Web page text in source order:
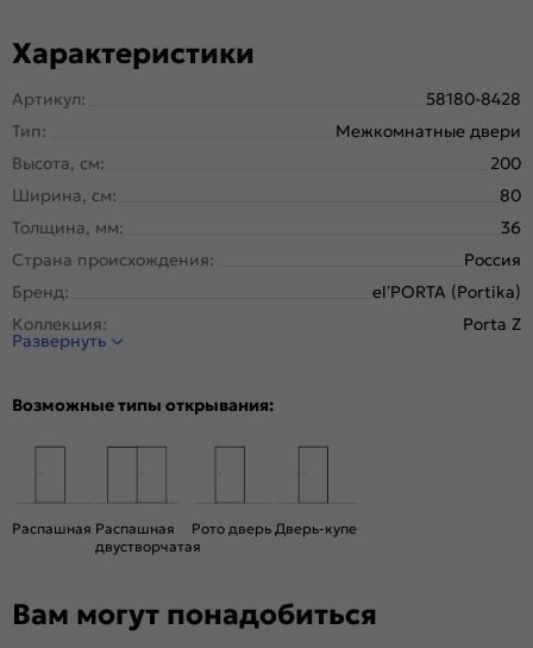
Характеристики
Артикул:
58180-8428
Тип:
Межкомнатные двери
Высота, см:
200
Ширина, см:
80
Толщина, мм:
36
Страна происхождения:
Россия
Бренд:
el’PORTA (Portika)
Коллекция:
Porta Z
Стиль:
Конструкция двери:
Тип коробки:
Кромка:
Алюминиевая черная матовая
Развернуть
Возможные типы открывания:
Распашная Распашная
двустворчатая
Рото дверь Дверь-купе
Вам могут понадобиться